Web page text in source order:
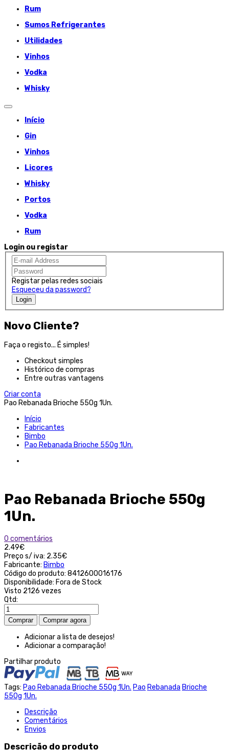
Rum
Sumos Refrigerantes
Utilidades
Vinhos
Vodka
Whisky
Início
Gin
Vinhos
Licores
Whisky
Portos
Vodka
Rum
Login ou registar
Registar pelas redes sociais
Esqueceu da password?
Login
Novo Cliente?
Faça o registo... É simples!
Checkout simples
Histórico de compras
Entre outras vantagens
Criar conta
Pao Rebanada Brioche 550g 1Un.
Início
Fabricantes
Bimbo
Pao Rebanada Brioche 550g 1Un.
Pao Rebanada Brioche 550g
1Un.
0 comentários
2.49€
Preço s/ iva: 2.35€
Fabricante: Bimbo
Código do produto: 8412600016176
Disponibilidade: Fora de Stock
Visto 2126 vezes
Qtd:
Adicionar a lista de desejos!
Adicionar a comparação!
Partilhar produto
Tags: Pao Rebanada Brioche 550g 1Un. Pao Rebanada Brioche
550g 1Un.
Descrição
Comentários
Envios
Descrição do produto